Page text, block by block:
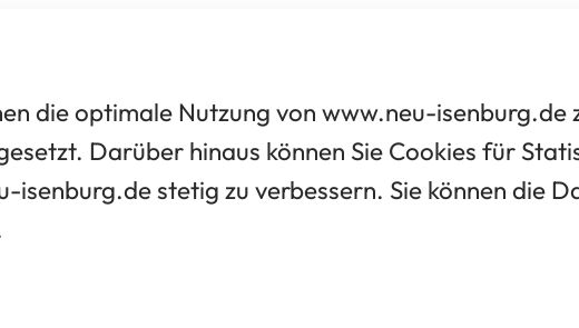
die optimale Nutzung von www.neu-
Darüber hinaus können Sie Cookies für
isenburg.de stetig zu verbessern. Sie können die